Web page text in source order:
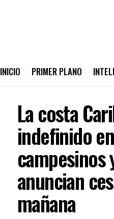
INICIO PRIMER PLANO
La costa
indefinido
campesinos
anuncian
mañana